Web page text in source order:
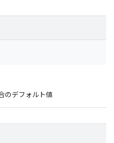
のデフォルト値